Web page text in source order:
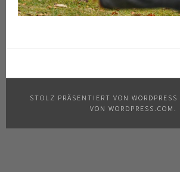
STOLZ PRÄSENTIERT VON WORDPRESS
VON WORDPRESS.COM